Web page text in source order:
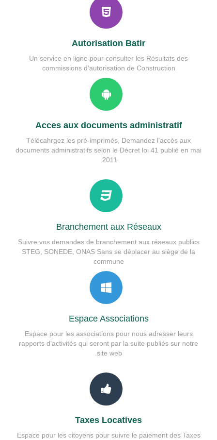
Autorisation Batir
Un service en ligne pour consulter les Résultats des
commissions d'autorisation de Construction
Acces aux documents administratif
Télécahrgez les pré-imprimés, Demandez l'accès aux
documents administratifs selon le Décret loi 41 publié en mai
2011.
Branchement aux Réseaux
Suivre vos demandes de branchement aux réseaux publics
STEG, SONEDE, ONAS Sans se déplacer au siège de la
commune
Espace Associations
Espace pour les associations pour nous adresser leurs
rapports d'activités qui seront par la suite publiés sur notre
site web.
Taxes Locatives
Espace pour les citoyens pour suivre le paiement des Taxes